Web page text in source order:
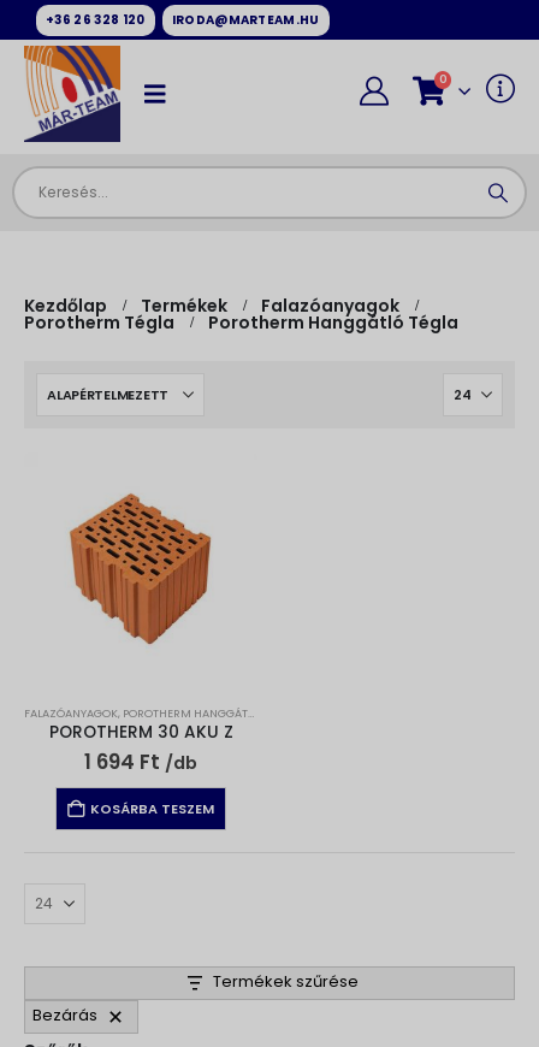
+36 26 328 120 IRODA@MARTEAM.HU
0
Kezdőlap Termékek Falazóanyagok
Porotherm Tégla Porotherm Hanggátló Tégla
FALAZÓANYAGOK, POROTHERM HANGGÁTLÓ TÉGLA
POROTHERM 30 AKU Z
1 694 Ft /db
KOSÁRBA TESZEM
Termékek szűrése
Bezárás